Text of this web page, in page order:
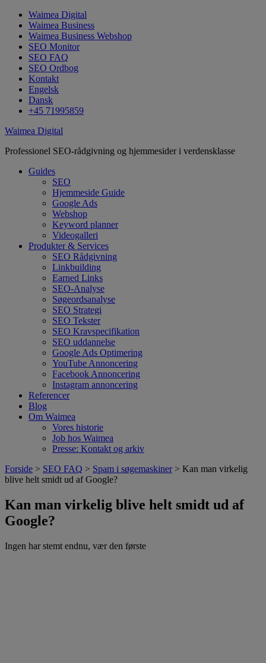
Waimea Digital
Waimea Business
Waimea Business Webshop
SEO Monitor
SEO FAQ
SEO Ordbog
Kontakt
Engelsk
Dansk
+45 71995859
Waimea Digital
Professionel SEO-rådgivning og hjemmesider i verdensklasse
Guides
SEO
Hjemmeside Guide
Google Ads
Webshop
Keyword planner
Videogalleri
Produkter & Services
SEO Rådgivning
Linkbuilding
Earned Links
SEO-Analyse
Søgeordsanalyse
SEO Strategi
SEO Tekster
SEO Kravspecifikation
SEO uddannelse
Google Ads Optimering
YouTube Annoncering
Facebook Annoncering
Instagram annoncering
Referencer
Blog
Om Waimea
Vores historie
Job hos Waimea
Presse: Kontakt og arkiv
Forside > SEO FAQ > Spam i søgemaskiner > Kan man virkelig
blive helt smidt ud af Google?
Kan man virkelig blive helt smidt ud af
Google?
Ingen har stemt endnu, vær den første